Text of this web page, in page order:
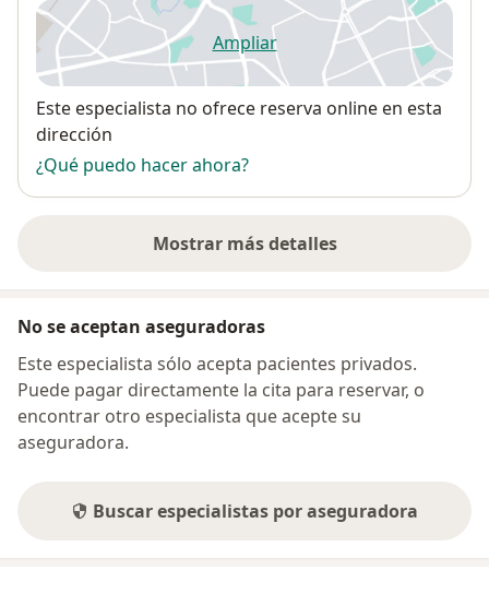
Ampliarse abre en una nueva
Disponibilidad
Este especialista no ofrece reserva online en esta
dirección
¿Qué puedo hacer ahora?
Mostrar más detalles
sobre la dirección
No se aceptan aseguradoras
Este especialista sólo acepta pacientes privados.
Puede pagar directamente la cita para reservar, o
encontrar otro especialista que acepte su
aseguradora.
Buscar especialistas por aseguradora